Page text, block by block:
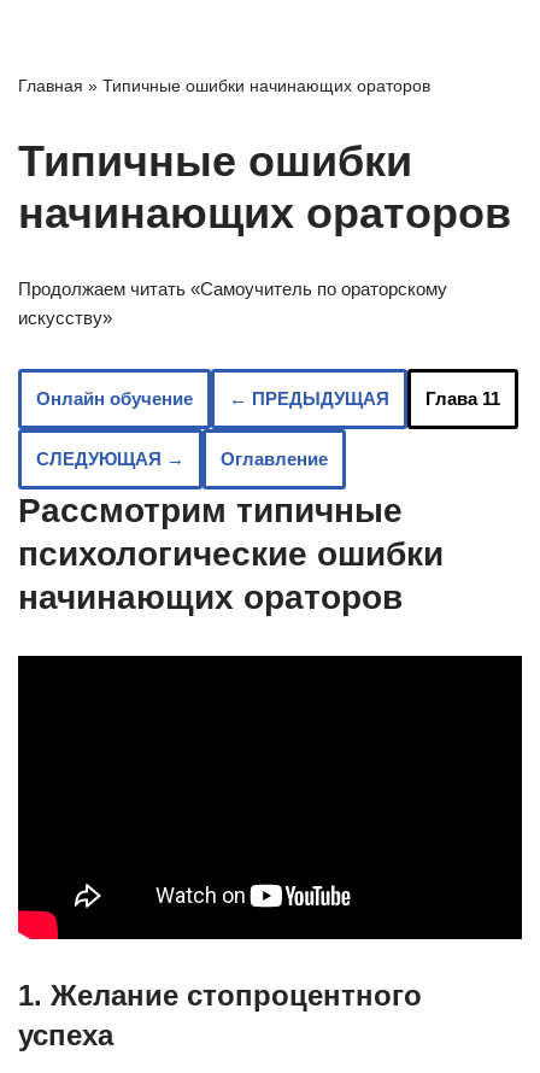
кГлавная » Типичные ошибки начинающих ораторов
Типичные ошибки
начинающих ораторов
Продолжаем читать «Самоучитель по ораторскому
искусству»
Онлайн обучение ← ПРЕДЫДУЩАЯ Глава 11
СЛЕДУЮЩАЯ → Оглавление
Рассмотрим типичные
психологические ошибки
начинающих ораторов
1. Желание стопроцентного
успеха